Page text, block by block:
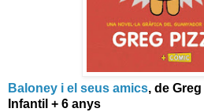
Baloney i el seus amics, de
Infantil + 6 anys